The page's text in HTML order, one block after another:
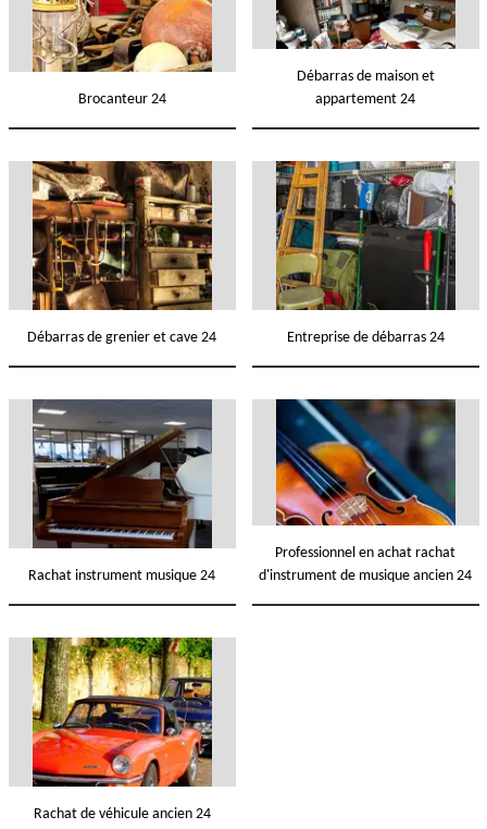
Brocanteur 24
Débarras de maison et
appartement 24
Débarras de grenier et cave 24 Entreprise de débarras 24
Rachat instrument musique 24
Professionnel en achat rachat
d'instrument de musique ancien 24
Rachat de véhicule ancien 24